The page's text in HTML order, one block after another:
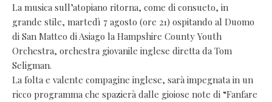
La musica sull’atopiano ritorna, come di consueto, in
grande stile, martedì 7 agosto (ore 21) ospitando al Duomo
di San Matteo di Asiago la Hampshire County Youth
Orchestra, orchestra giovanile inglese diretta da Tom
Seligman.
La folta e valente compagine inglese, sarà impegnata in un
ricco programma che spazierà dalle gioiose note di “Fanfare